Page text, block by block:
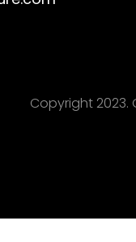
Copyright 2023.